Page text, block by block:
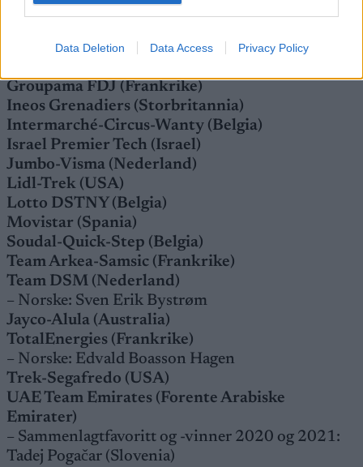
Data Deletion Data Access Privacy Policy
Bahrain Victorious (Bahrain)
Cofidis (Frankrike)
Groupama FDJ (Frankrike)
Ineos Grenadiers (Storbritannia)
Intermarché-Circus-Wanty (Belgia)
Israel Premier Tech (Israel)
Jumbo-Visma (Nederland)
Lidl-Trek (USA)
Lotto DSTNY (Belgia)
Movistar (Spania)
Soudal-Quick-Step (Belgia)
Team Arkea-Samsic (Frankrike)
Team DSM (Nederland)
– Norske: Sven Erik Bystrøm
Jayco-Alula (Australia)
TotalEnergies (Frankrike)
– Norske: Edvald Boasson Hagen
Trek-Segafredo (USA)
UAE Team Emirates (Forente Arabiske
Emirater)
– Sammenlagtfavoritt og -vinner 2020 og 2021:
Tadej Pogačar (Slovenia)